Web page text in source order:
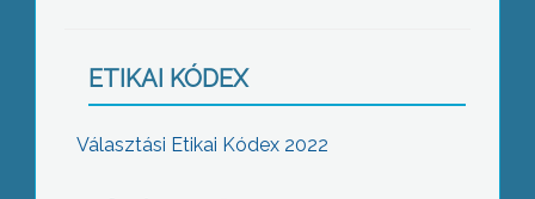
ETIKAI KÓDEX
Választási Etikai Kódex 2022